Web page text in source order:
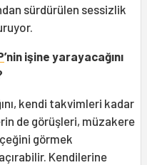
sürdürülen sessizlik
’nin işine yarayacağını
kendi takvimleri kadar
de görüşleri, müzakere
görmek
Kendilerine